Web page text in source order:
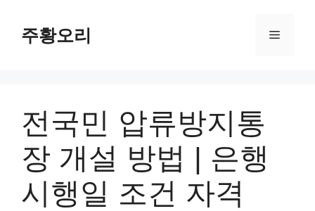
주황오리 Menu
전국민 압류방지통
장 개설 방법 | 은행
시행일 조건 자격